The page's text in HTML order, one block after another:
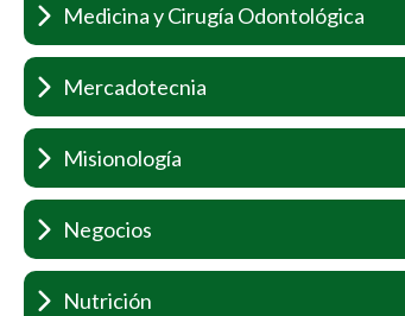
Medicina y Cirugía Odontológica
Mercadotecnia
Misionología
Negocios
Nutrición